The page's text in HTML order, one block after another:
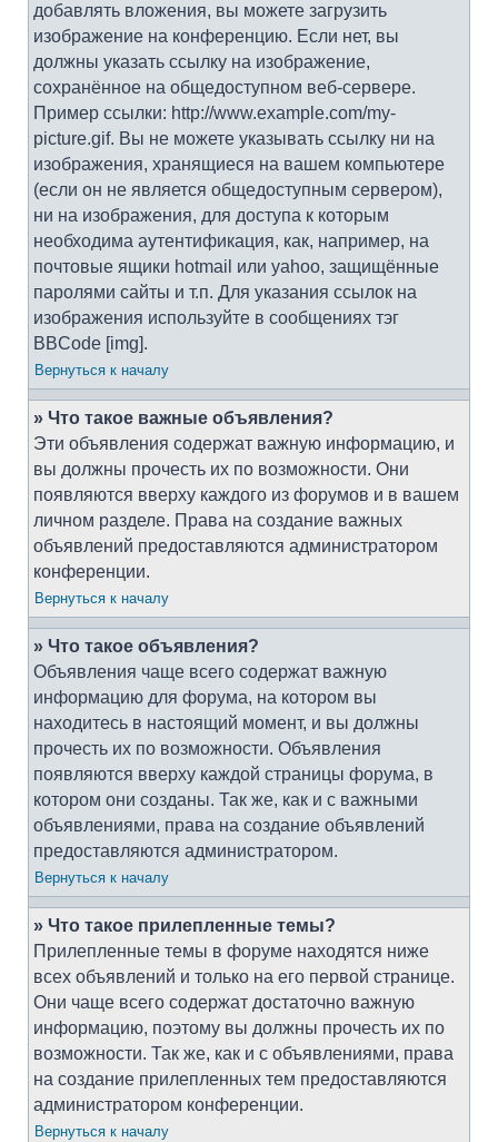
добавлять вложения, вы можете загрузить
изображение на конференцию. Если нет, вы
должны указать ссылку на изображение,
сохранённое на общедоступном веб-сервере.
Пример ссылки: http://www.example.com/my-
picture.gif. Вы не можете указывать ссылку ни на
изображения, хранящиеся на вашем компьютере
(если он не является общедоступным сервером),
ни на изображения, для доступа к которым
необходима аутентификация, как, например, на
почтовые ящики hotmail или yahoo, защищённые
паролями сайты и т.п. Для указания ссылок на
изображения используйте в сообщениях тэг
BBCode [img].
Вернуться к началу
» Что такое важные объявления?
Эти объявления содержат важную информацию, и
вы должны прочесть их по возможности. Они
появляются вверху каждого из форумов и в вашем
личном разделе. Права на создание важных
объявлений предоставляются администратором
конференции.
Вернуться к началу
» Что такое объявления?
Объявления чаще всего содержат важную
информацию для форума, на котором вы
находитесь в настоящий момент, и вы должны
прочесть их по возможности. Объявления
появляются вверху каждой страницы форума, в
котором они созданы. Так же, как и с важными
объявлениями, права на создание объявлений
предоставляются администратором.
Вернуться к началу
» Что такое прилепленные темы?
Прилепленные темы в форуме находятся ниже
всех объявлений и только на его первой странице.
Они чаще всего содержат достаточно важную
информацию, поэтому вы должны прочесть их по
возможности. Так же, как и с объявлениями, права
на создание прилепленных тем предоставляются
администратором конференции.
Вернуться к началу